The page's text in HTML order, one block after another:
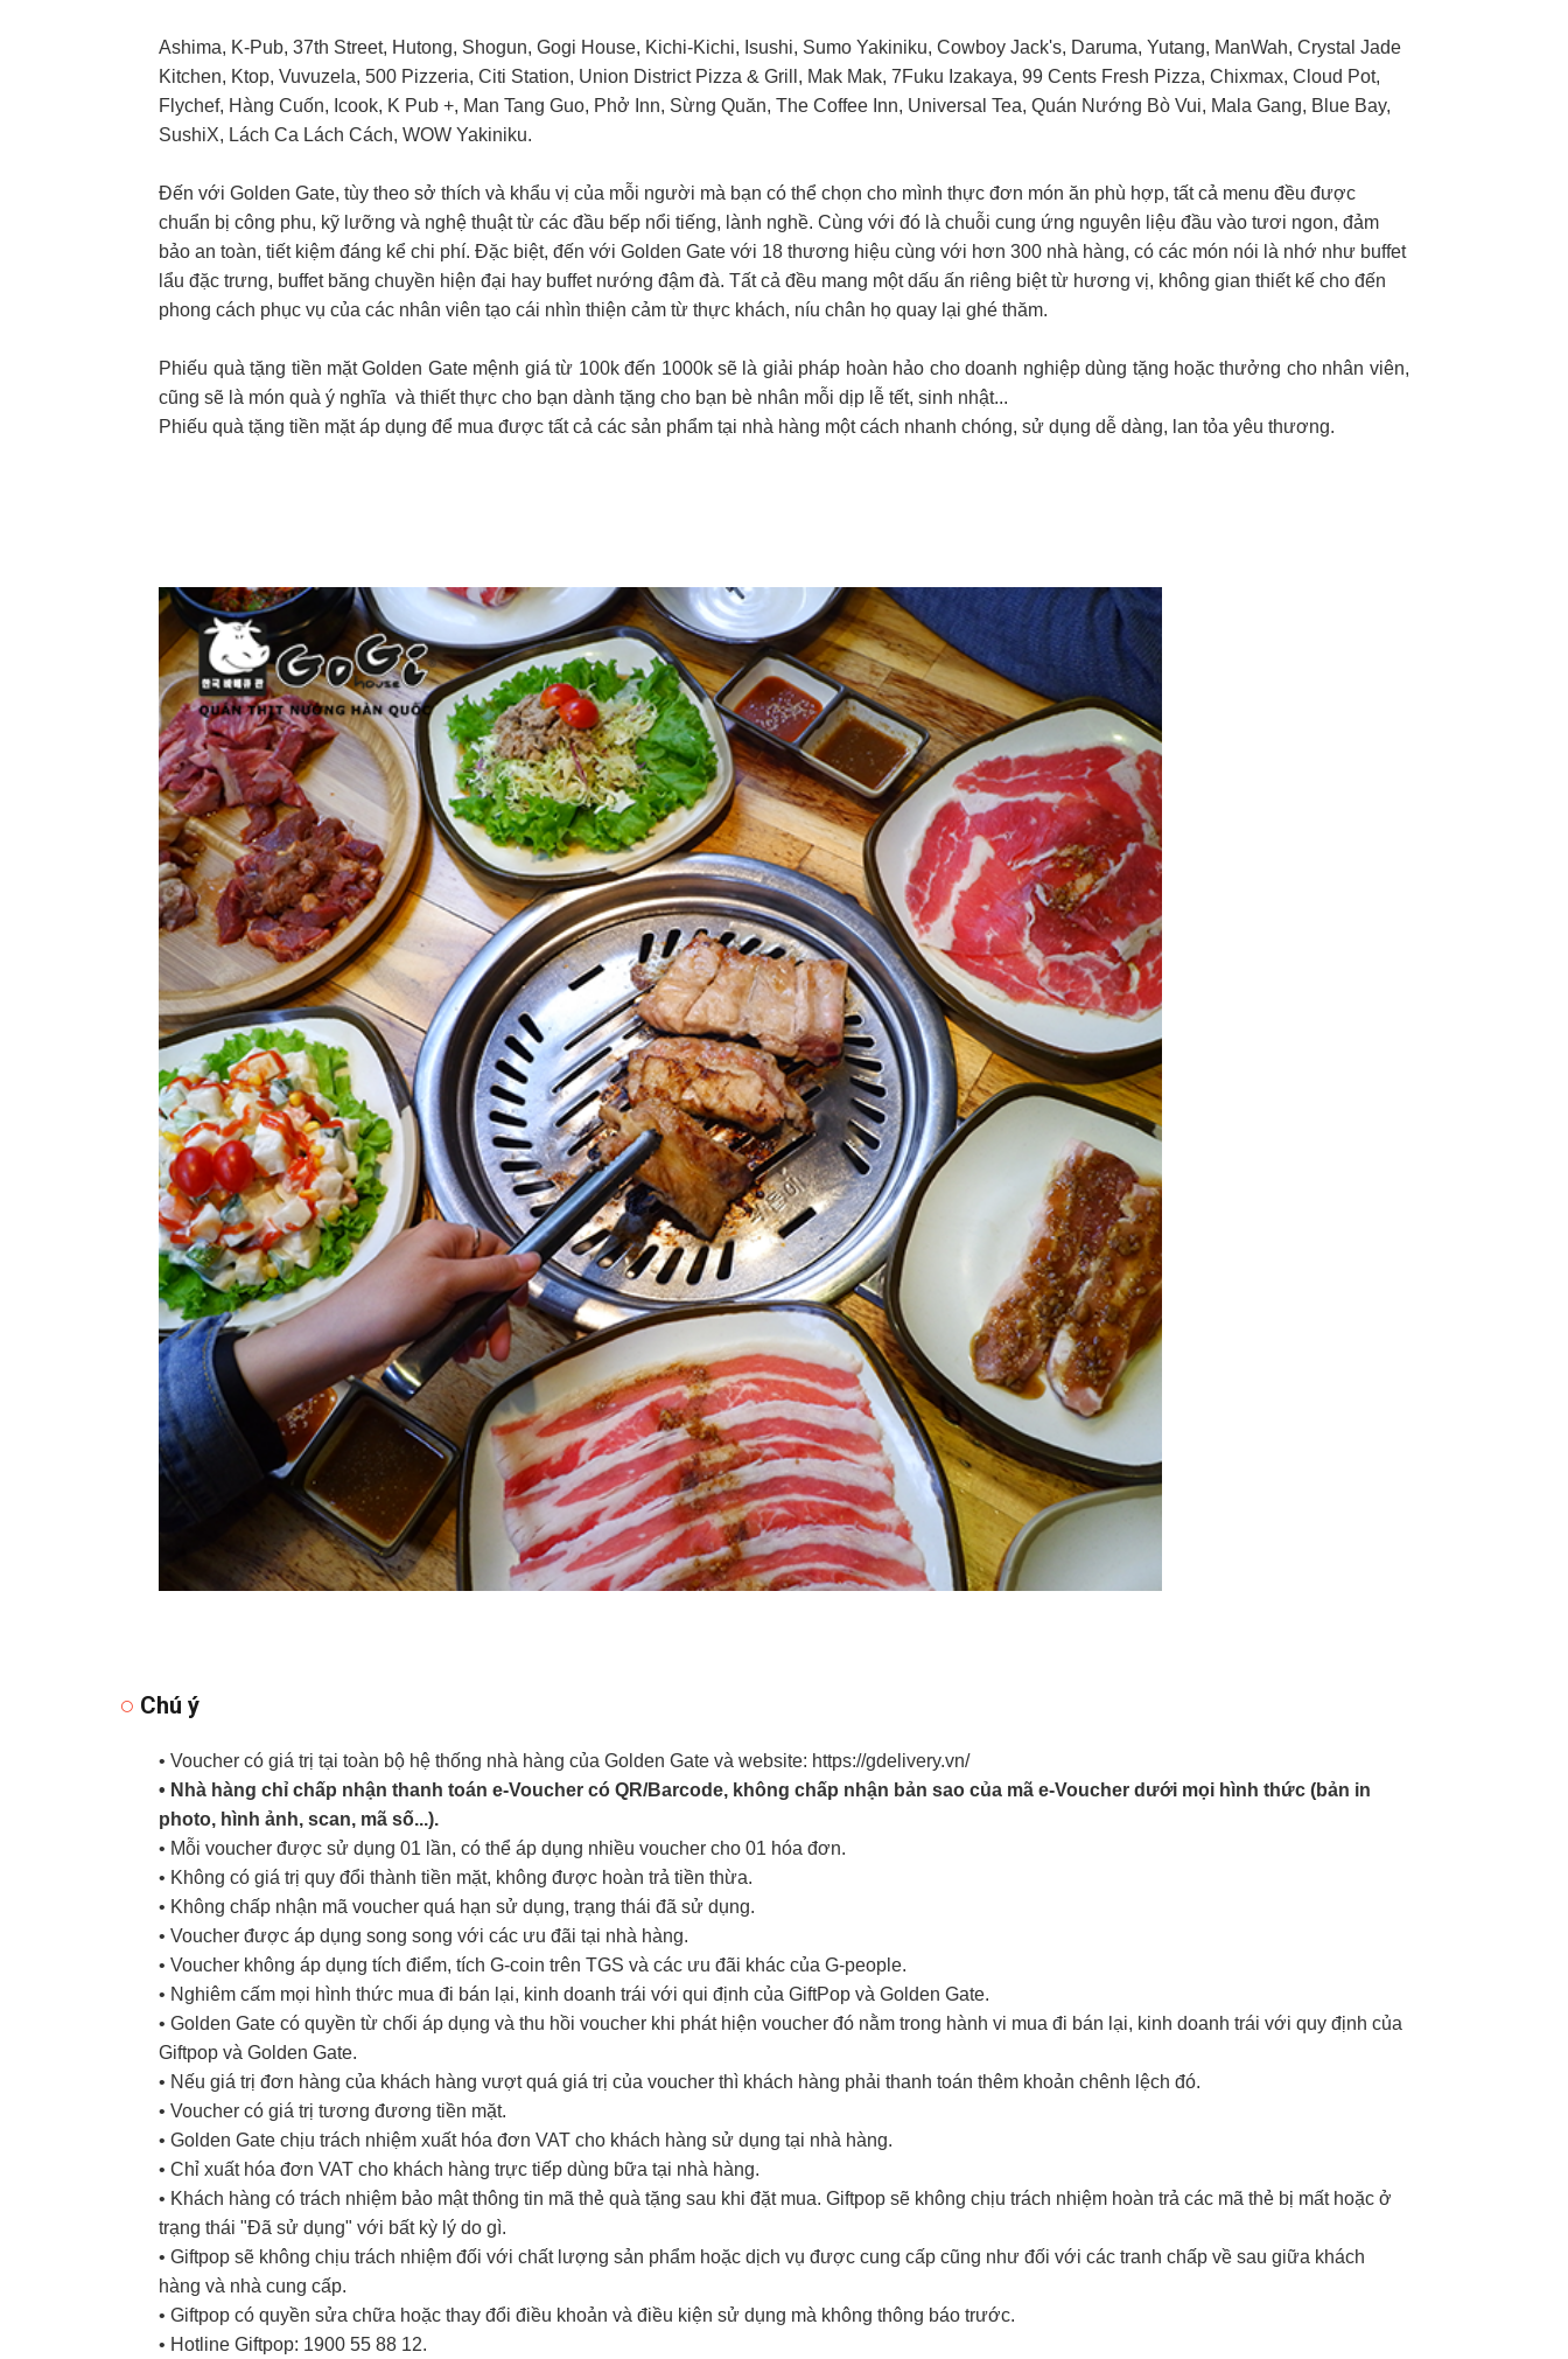
Ashima, K-Pub, 37th Street, Hutong, Shogun, Gogi House, Kichi-Kichi, Isushi, Sumo Yakiniku, Cowboy Jack's, Daruma, Yutang, ManWah, Crystal Jade
Kitchen, Ktop, Vuvuzela, 500 Pizzeria, Citi Station, Union District Pizza & Grill, Mak Mak, 7Fuku Izakaya, 99 Cents Fresh Pizza, Chixmax, Cloud Pot,
Flychef, Hàng Cuốn, Icook, K Pub +, Man Tang Guo, Phở Inn, Sừng Quăn, The Coffee Inn, Universal Tea,Quán Nướng Bò Vui, Mala Gang, Blue Bay,
SushiX, Lách Ca Lách Cách, WOW Yakiniku.
Đến với Golden Gate, tùy theo sở thích và khẩu vị của mỗi người mà bạn có thể chọn cho mình thực đơn món ăn phù hợp, tất cả menu đều được
chuẩn bị công phu, kỹ lưỡng và nghệ thuật từ các đầu bếp nổi tiếng, lành nghề. Cùng với đó là chuỗi cung ứng nguyên liệu đầu vào tươi ngon, đảm
bảo an toàn, tiết kiệm đáng kể chi phí. Đặc biệt, đến với Golden Gate với 18 thương hiệu cùng với hơn 300 nhà hàng, có các món nói là nhớ như buffet
lẩu đặc trưng, buffet băng chuyền hiện đại hay buffet nướng đậm đà. Tất cả đều mang một dấu ấn riêng biệt từ hương vị, không gian thiết kế cho đến
phong cách phục vụ của các nhân viên tạo cái nhìn thiện cảm từ thực khách, níu chân họ quay lại ghé thăm.
Phiếu quà tặng tiền mặt Golden Gate mệnh giá từ 100k đến 1000k sẽ là giải pháp hoàn hảo cho doanh nghiệp dùng tặng hoặc thưởng cho nhân viên,
cũng sẽ là món quà ý nghĩa và thiết thực cho bạn dành tặng cho bạn bè nhân mỗi dịp lễ tết, sinh nhật...
Phiếu quà tặng tiền mặt áp dụng để mua được tất cả các sản phẩm tại nhà hàng một cách nhanh chóng, sử dụng dễ dàng, lan tỏa yêu thương.
Chú ý
• Voucher có giá trị tại toàn bộ hệ thống nhà hàng của Golden Gate và website: https://gdelivery.vn/
• Nhà hàng chỉ chấp nhận thanh toán e-Voucher có QR/Barcode, không chấp nhận bản sao của mã e-Voucher dưới mọi hình thức (bản in
photo, hình ảnh, scan, mã số...).
• Mỗi voucher được sử dụng 01 lần, có thể áp dụng nhiều voucher cho 01 hóa đơn.
• Không có giá trị quy đổi thành tiền mặt, không được hoàn trả tiền thừa.
• Không chấp nhận mã voucher quá hạn sử dụng, trạng thái đã sử dụng.
• Voucher được áp dụng song song với các ưu đãi tại nhà hàng.
• Voucher không áp dụng tích điểm, tích G-coin trên TGS và các ưu đãi khác của G-people.
• Nghiêm cấm mọi hình thức mua đi bán lại, kinh doanh trái với qui định của GiftPop và Golden Gate.
• Golden Gate có quyền từ chối áp dụng và thu hồi voucher khi phát hiện voucher đó nằm trong hành vi mua đi bán lại, kinh doanh trái với quy định của
Giftpop và Golden Gate.
• Nếu giá trị đơn hàng của khách hàng vượt quá giá trị của voucher thì khách hàng phải thanh toán thêm khoản chênh lệch đó.
• Voucher có giá trị tương đương tiền mặt.
• Golden Gate chịu trách nhiệm xuất hóa đơn VAT cho khách hàng sử dụng tại nhà hàng.
• Chỉ xuất hóa đơn VAT cho khách hàng trực tiếp dùng bữa tại nhà hàng.
• Khách hàng có trách nhiệm bảo mật thông tin mã thẻ quà tặng sau khi đặt mua. Giftpop sẽ không chịu trách nhiệm hoàn trả các mã thẻ bị mất hoặc ở
trạng thái "Đã sử dụng" với bất kỳ lý do gì.
• Giftpop sẽ không chịu trách nhiệm đối với chất lượng sản phẩm hoặc dịch vụ được cung cấp cũng như đối với các tranh chấp về sau giữa khách
hàng và nhà cung cấp.
• Giftpop có quyền sửa chữa hoặc thay đổi điều khoản và điều kiện sử dụng mà không thông báo trước.
• Hotline Giftpop: 1900 55 88 12.